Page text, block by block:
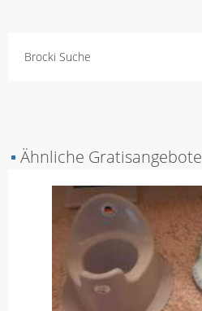
Brocki Suche
▪ Ähnliche Gratisangebote